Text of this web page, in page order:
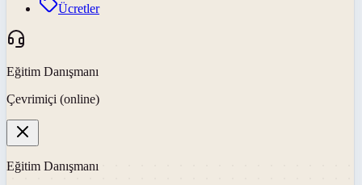
Ücretler
Eğitim Danışmanı
Çevrimiçi (online)
Eğitim Danışmanı